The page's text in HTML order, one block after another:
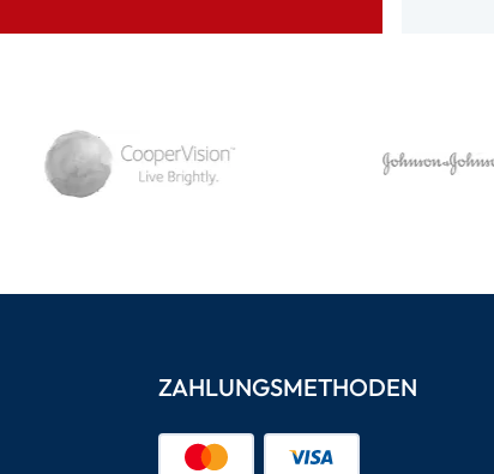
ZAHLUNGSMETHODEN